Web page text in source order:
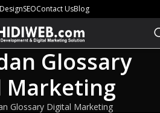
SEOContact UsBlog
Glossary
Marketing
Glossary Digital Marketing